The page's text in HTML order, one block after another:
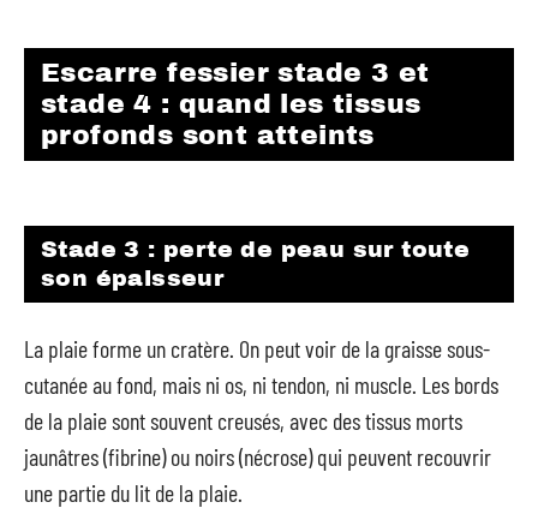
Escarre fessier stade 3 et
stade 4 : quand les tissus
profonds sont atteints
Stade 3 : perte de peau sur toute
son épaisseur
La plaie forme un cratère. On peut voir de la graisse sous-
cutanée au fond, mais ni os, ni tendon, ni muscle. Les bords
de la plaie sont souvent creusés, avec des tissus morts
jaunâtres (fibrine) ou noirs (nécrose) qui peuvent recouvrir
une partie du lit de la plaie.